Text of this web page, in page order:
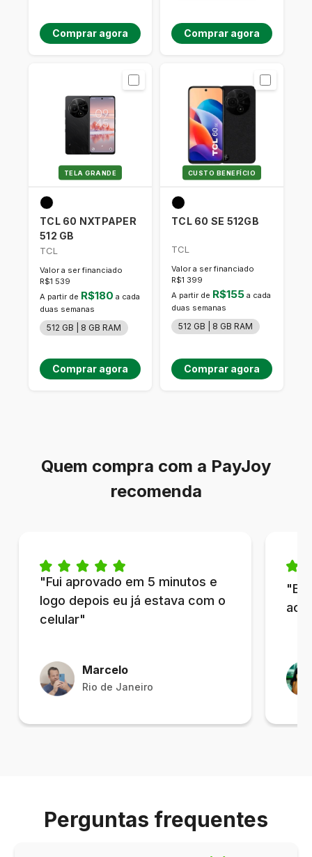
Comprar agora Comprar agora
TELA GRANDE
TCL 60 NXTPAPER
512 GB
TCL
Valor a ser financiado
R$1 539
A partir de R$180 a cada
duas semanas
512 GB | 8 GB RAM
Comprar agora
CUSTO BENEFÍCIO
TCL 60 SE 512GB
TCL
Valor a ser financiado
R$1 399
A partir de R$155 a cada
duas semanas
512 GB | 8 GB RAM
Comprar agora
Quem compra com a PayJoy
recomenda
"Fui aprovado em 5 minutos e
logo depois eu já estava com o
celular"
Marcelo
Rio de Janeiro
"Eu
Perguntas frequentes